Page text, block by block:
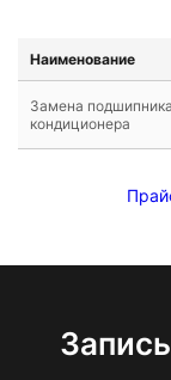
Наименование
Замена
кондиционера